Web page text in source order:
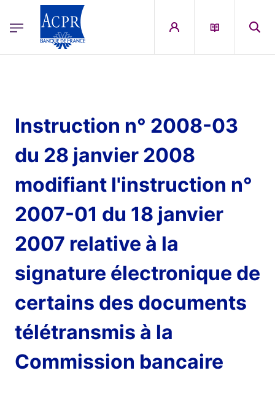
ACPR Menu Principal (French)
Instruction n° 2008-03
du 28 janvier 2008
modifiant l'instruction n°
2007-01 du 18 janvier
2007 relative à la
signature électronique de
certains des documents
télétransmis à la
Commission bancaire